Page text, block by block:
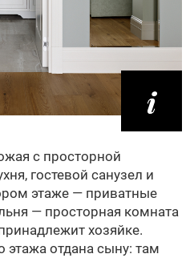
с просторной
гостевой санузел и
этаже — приватные
— просторная комната
хозяйке.
этажа отдана сыну: там